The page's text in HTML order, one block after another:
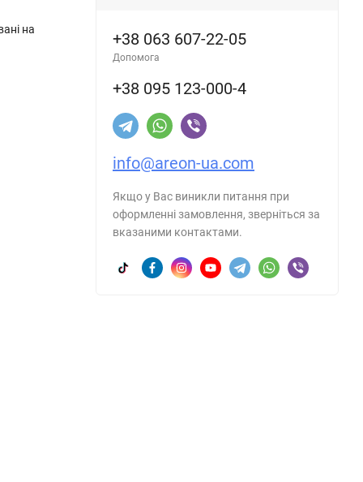
на
+38 063 607-22-05
Допомога
+38 095 123-000-4
info@areon-ua.com
Якщо у Вас виникли питання при
оформленні замовлення, зверніться за
вказаними контактами.